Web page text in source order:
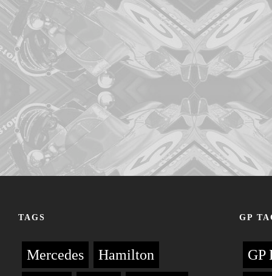
TAGS
Mercedes
Hamilton
GP
GP